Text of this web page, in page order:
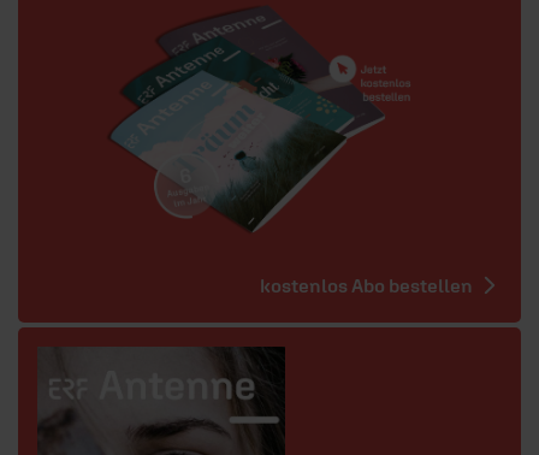
kostenlos Abo bestellen